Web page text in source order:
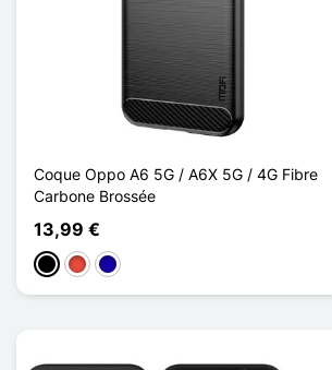
Coque Oppo A6 5G / A6X 5G / 4G Fibre
Carbone Brossée
13,99 €
Schwarz
Rot Dunkelblau